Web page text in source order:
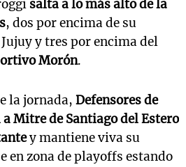
salta a lo más alto de la
, dos por encima de su
y tres por encima del
Morón.
la jornada, Defensores de
Mitre de Santiago del Estero
y mantiene viva su
en zona de playoffs estando